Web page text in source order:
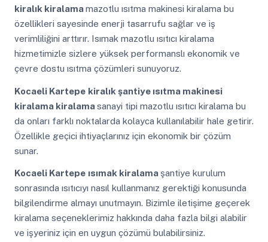
kiralık kiralamamazotlu ısıtma makinesi kiralama bu
özellikleri sayesinde enerji tasarrufu sağlar ve iş
verimliliğini arttırır. Isımak mazotlu ısıtıcı kiralama
hizmetimizle sizlere yüksek performanslı ekonomik ve
çevre dostu ısıtma çözümleri sunuyoruz.
Kocaeli Kartepe kiralık şantiye ısıtma makinesi
kiralama kiralamasanayi tipi mazotlu ısıtıcı kiralama bu
da onları farklı noktalarda kolayca kullanılabilir hale getirir.
Özellikle geçici ihtiyaçlarınız için ekonomik bir çözüm
sunar.
Kocaeli Kartepe ısımak kiralama şantiye kurulum
sonrasında ısıtıcıyı nasıl kullanmanız gerektiği konusunda
bilgilendirme almayı unutmayın. Bizimle iletişime geçerek
kiralama seçeneklerimiz hakkında daha fazla bilgi alabilir
ve işyeriniz için en uygun çözümü bulabilirsiniz.